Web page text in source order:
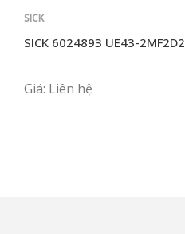
SICK
SICK 6024893 UE43-2MF2D2
Giá: Liên hệ